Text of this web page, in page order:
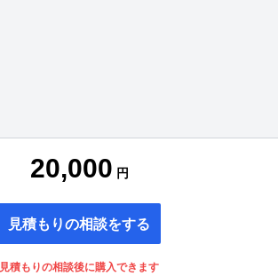
20,000 円
見積もりの相談をする
見積もりの相談後に購入できます